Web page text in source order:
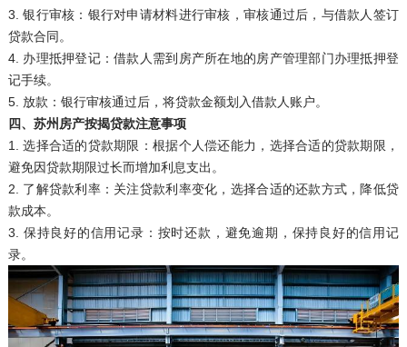
3. 银行审核：银行对申请材料进行审核，审核通过后，与借款人签订
贷款合同。
4. 办理抵押登记：借款人需到房产所在地的房产管理部门办理抵押登
记手续。
5. 放款：银行审核通过后，将贷款金额划入借款人账户。
四、苏州房产按揭贷款注意事项
1. 选择合适的贷款期限：根据个人偿还能力，选择合适的贷款期限，
避免因贷款期限过长而增加利息支出。
2. 了解贷款利率：关注贷款利率变化，选择合适的还款方式，降低贷
款成本。
3. 保持良好的信用记录：按时还款，避免逾期，保持良好的信用记
录。